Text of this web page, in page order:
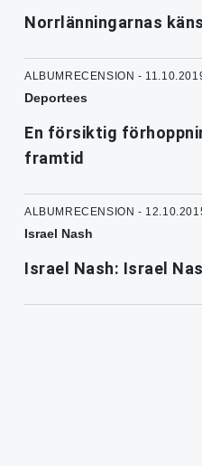
Norrlänningarnas
ALBUMRECENSION -
Deportees
En försiktig
framtid
ALBUMRECENSION -
Israel Nash
Israel Nash: Israel